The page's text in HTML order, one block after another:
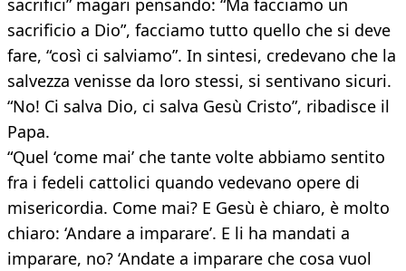
sacrifici” magari pensando: “Ma facciamo un
sacrificio a Dio”, facciamo tutto quello che si deve
fare, “così ci salviamo”. In sintesi, credevano che la
salvezza venisse da loro stessi, si sentivano sicuri.
“No! Ci salva Dio, ci salva Gesù Cristo”, ribadisce il
Papa.
“Quel ‘come mai’ che tante volte abbiamo sentito
fra i fedeli cattolici quando vedevano opere di
misericordia. Come mai? E Gesù è chiaro, è molto
chiaro: ‘Andare a imparare’. E li ha mandati a
imparare, no? ‘Andate a imparare che cosa vuol